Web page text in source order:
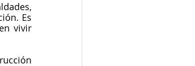
Es
vivir